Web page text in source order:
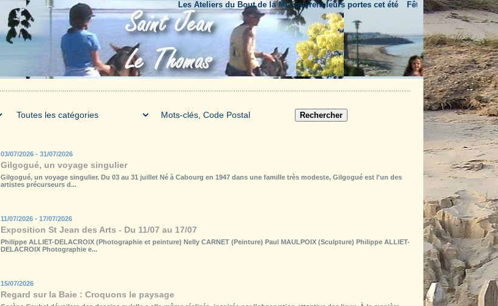
Les Ateliers du Bout de la Mer ouvrent leurs portes cet été Fête nationale & feu d'artifice
03/07/2026 - 31/07/2026
Gilgogué, un voyage singulier
Gilgogué, un voyage singulier. Du 03 au 31 juillet Né à Cabourg en 1947 dans une famille très modeste, Gilgogué est l'un des
artistes précurseurs d...
11/07/2026 - 17/07/2026
Exposition St Jean des Arts - Du 11/07 au 17/07
Philippe ALLIET-DELACROIX (Photographie et peinture) Nelly CARNET (Peinture) Paul MAULPOIX (Sculpture) Philippe ALLIET-
DELACROIX Photographie e...
15/07/2026
Regard sur la Baie : Croquons le paysage